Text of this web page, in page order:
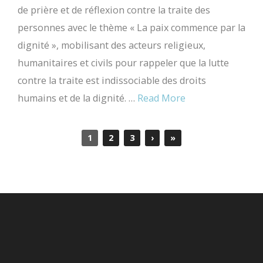
de prière et de réflexion contre la traite des
personnes avec le thème « La paix commence par la
dignité », mobilisant des acteurs religieux,
humanitaires et civils pour rappeler que la lutte
contre la traite est indissociable des droits
humains et de la dignité. … Read More
1 2 3 › »